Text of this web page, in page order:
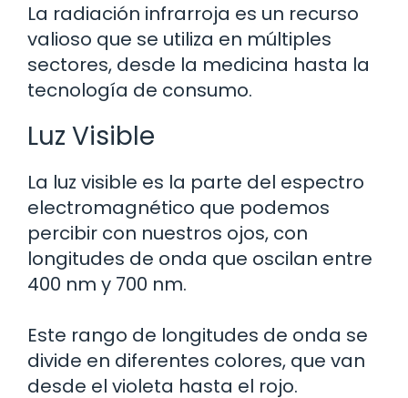
La radiación infrarroja es un recurso
valioso que se utiliza en múltiples
sectores, desde la medicina hasta la
tecnología de consumo.
Luz Visible
La luz visible es la parte del espectro
electromagnético que podemos
percibir con nuestros ojos, con
longitudes de onda que oscilan entre
400 nm y 700 nm.
Este rango de longitudes de onda se
divide en diferentes colores, que van
desde el violeta hasta el rojo.